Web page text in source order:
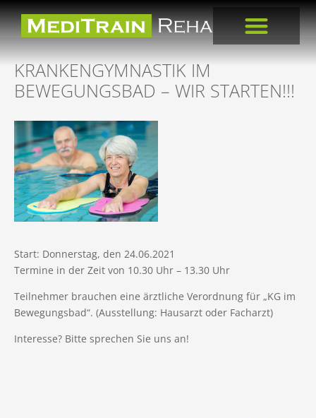
KRANKENGYMNASTIK IM
BEWEGUNGSBAD – WIR STARTEN!!!
Start: Donnerstag, den 24.06.2021
Termine in der Zeit von 10.30 Uhr – 13.30 Uhr
Teilnehmer brauchen eine ärztliche Verordnung für „KG im
Bewegungsbad“. (Ausstellung: Hausarzt oder Facharzt)
Interesse? Bitte sprechen Sie uns an!